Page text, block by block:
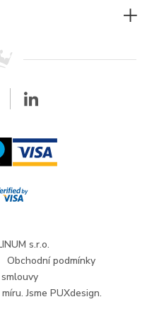
s.r.o.
Obchodní podmínky
. Jsme PUXdesign.